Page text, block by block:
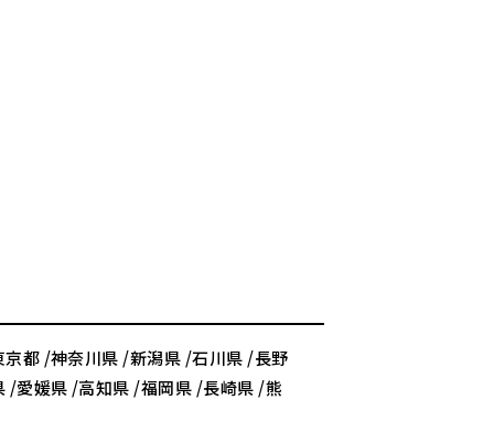
都 /神奈川県 /新潟県 /石川県 /長野
/愛媛県 /高知県 /福岡県 /長崎県 /熊